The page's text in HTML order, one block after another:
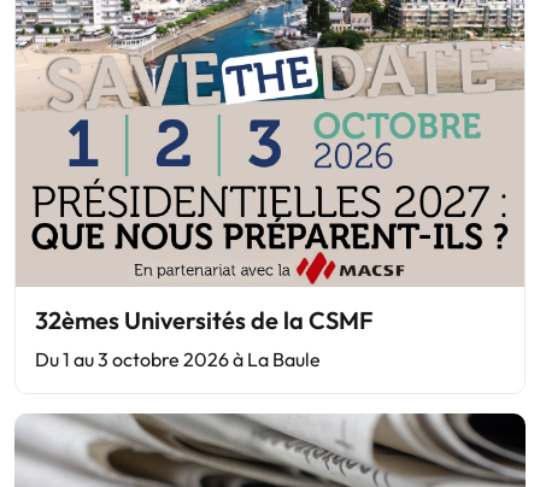
32èmes Universités de la CSMF
Du 1 au 3 octobre 2026 à La Baule